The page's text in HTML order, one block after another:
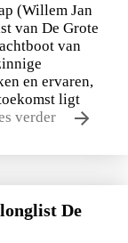
(Willem Jan
van De Grote
van
en ervaren,
ligt
verder
longlist De